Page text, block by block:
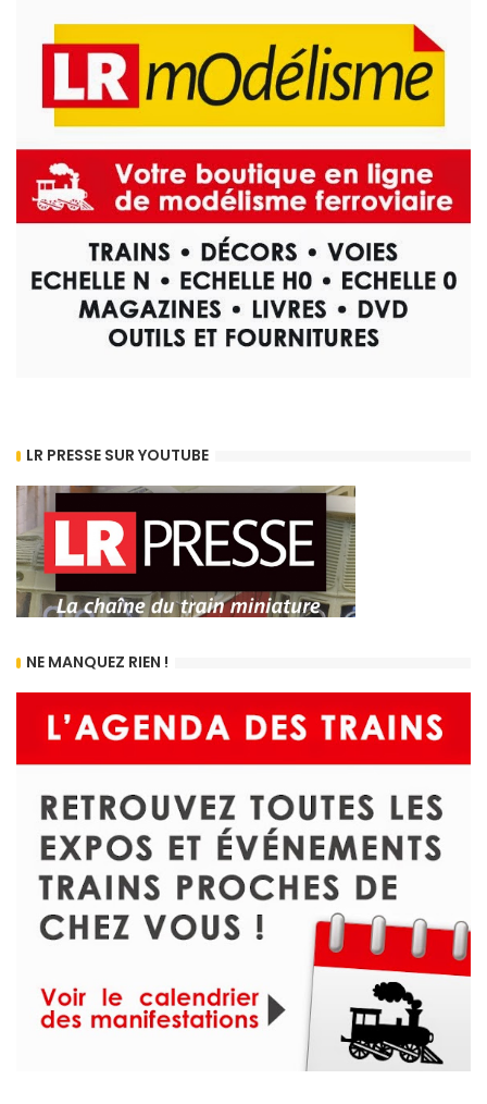
LR PRESSE SUR YOUTUBE
NE MANQUEZ RIEN !